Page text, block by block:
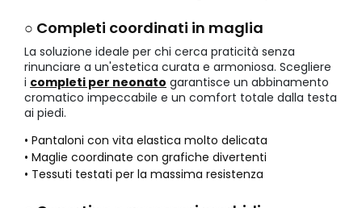
○ Completi coordinati in maglia
La soluzione ideale per chi cerca praticità senza
rinunciare a un'estetica curata e armoniosa. Scegliere
i completi per neonato garantisce un abbinamento
cromatico impeccabile e un comfort totale dalla testa
ai piedi.
• Pantaloni con vita elastica molto delicata
• Maglie coordinate con grafiche divertenti
• Tessuti testati per la massima resistenza